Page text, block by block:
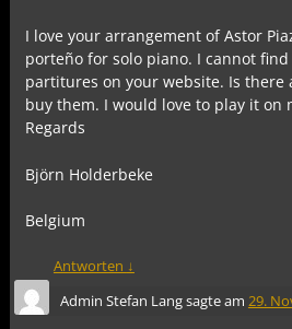
I love your arrangement of Astor
porteño for solo piano. I cannot
partitures on your website. Is there
buy them. I would love to play it on
Regards
Björn Holderbeke
Belgium
Antworten ↓
Admin Stefan Langsagte am 29.